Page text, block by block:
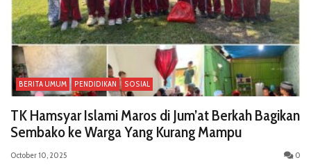
BERITA UMUM PENDIDIKAN SOSIAL
TK Hamsyar Islami Maros di Jum’at Berkah Bagikan
Sembako ke Warga Yang Kurang Mampu
October 10, 2025 0